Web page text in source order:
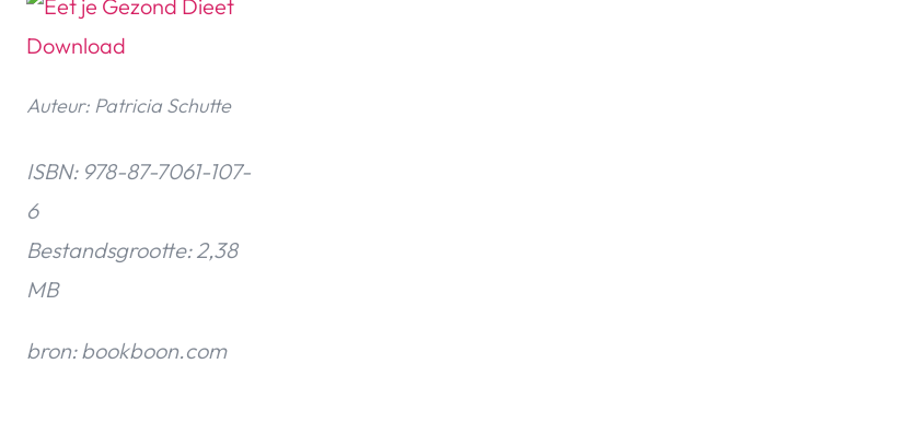
Auteur: Patricia Schutte
ISBN: 978-87-7061-107-
6
Bestandsgrootte: 2,38
MB
bron: bookboon.com